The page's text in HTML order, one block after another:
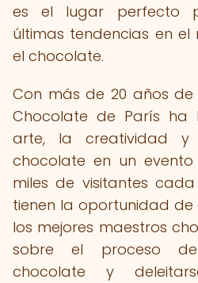
es el lugar perfecto
últimas tendencias en
el chocolate.
Con más de 20 años de
Chocolate de París ha
arte, la creatividad
chocolate en un
miles de visitantes
tienen la oportunidad
los mejores maestros
sobre el proceso
chocolate y